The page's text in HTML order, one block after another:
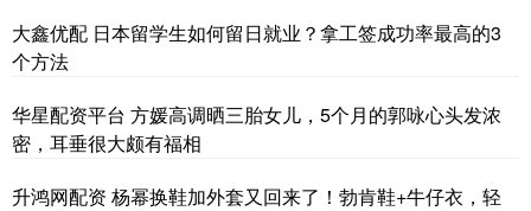
大鑫优配 日本留学生如何留日就业？拿工签成功率最高的3
个方法
华星配资平台 方媛高调晒三胎女儿，5个月的郭咏心头发浓
密，耳垂很大颇有福相
升鸿网配资 杨幂换鞋加外套又回来了！勃肯鞋+牛仔衣，轻